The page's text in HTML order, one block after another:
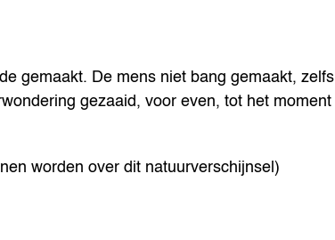
gemaakt. De mens niet bang gemaakt, zelfs
gezaaid, voor even, tot het moment
worden over dit natuurverschijnsel)